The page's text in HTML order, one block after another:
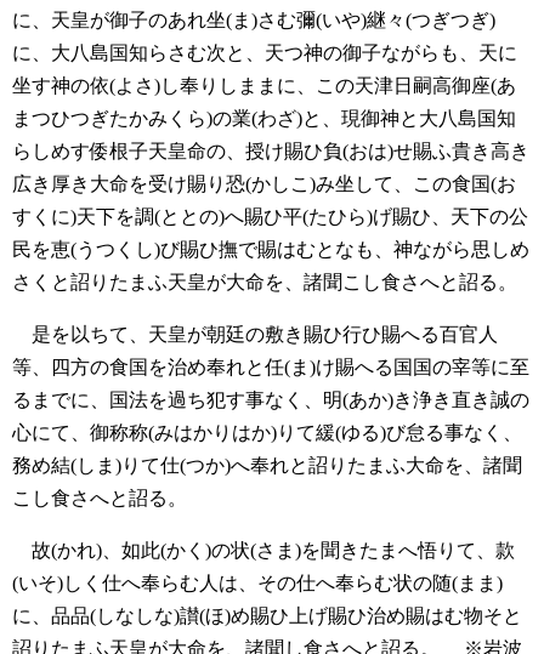
に、天皇が御子のあれ坐(ま)さむ彌(いや)継々(つぎつぎ)
に、大八島国知らさむ次と、天つ神の御子ながらも、天に
坐す神の依(よさ)し奉りしままに、この天津日嗣高御座(あ
まつひつぎたかみくら)の業(わざ)と、現御神と大八島国知
らしめす倭根子天皇命の、授け賜ひ負(おは)せ賜ふ貴き高き
広き厚き大命を受け賜り恐(かしこ)み坐して、この食国(お
すくに)天下を調(ととの)へ賜ひ平(たひら)げ賜ひ、天下の公
民を恵(うつくし)び賜ひ撫で賜はむとなも、神ながら思しめ
さくと詔りたまふ天皇が大命を、諸聞こし食さへと詔る。
是を以ちて、天皇が朝廷の敷き賜ひ行ひ賜へる百官人
等、四方の食国を治め奉れと任(ま)け賜へる国国の宰等に至
るまでに、国法を過ち犯す事なく、明(あか)き浄き直き誠の
心にて、御称称(みはかりはか)りて緩(ゆる)び怠る事なく、
務め結(しま)りて仕(つか)へ奉れと詔りたまふ大命を、諸聞
こし食さへと詔る。
故(かれ)、如此(かく)の状(さま)を聞きたまへ悟りて、款
(いそ)しく仕へ奉らむ人は、その仕へ奉らむ状の随(まま)
に、品品(しなしな)讃(ほ)め賜ひ上げ賜ひ治め賜はむ物そと
詔りたまふ天皇が大命を、諸聞し食さへと詔る。
※岩波